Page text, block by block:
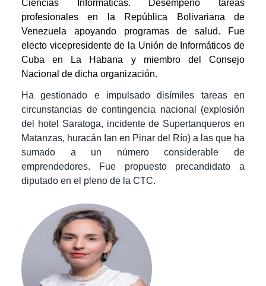
Ciencias Informáticas. Desempeñó tareas
profesionales en la República Bolivariana de
Venezuela apoyando programas de salud. Fue
electo vicepresidente de la Unión de Informáticos de
Cuba en La Habana y miembro del Consejo
Nacional de dicha organización.
Ha gestionado e impulsado disímiles tareas en
circunstancias de contingencia nacional (explosión
del hotel Saratoga, incidente de Supertanqueros en
Matanzas, huracán Ian en Pinar del Río) a las que ha
sumado a un número considerable de
emprendedores.
Fue propuesto precandidato a
diputado en el pleno de la CTC.